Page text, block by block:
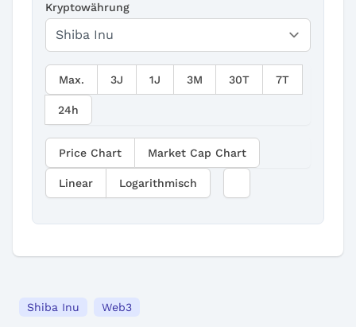
Kryptowährung
Max. 3J 1J 3M 30T 7T
24h
Price Chart Market Cap Chart
Linear Logarithmisch
Shiba Inu Web3